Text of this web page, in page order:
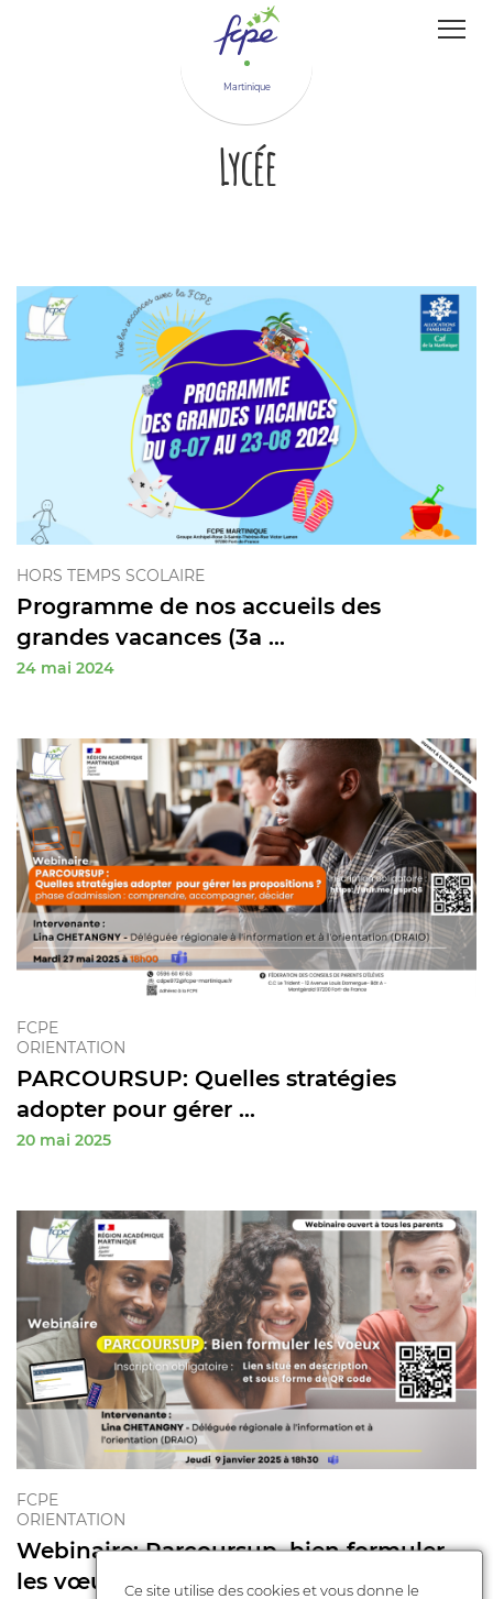
Martinique
Lycée
HORS TEMPS SCOLAIRE
Programme de nos accueils des
grandes vacances (3a ...
24 mai 2024
FCPE
ORIENTATION
PARCOURSUP: Quelles stratégies
adopter pour gérer ...
20 mai 2025
FCPE
ORIENTATION
Webinaire: Parcoursup, bien formuler
les vœux
Ce site utilise des cookies et vous donne le